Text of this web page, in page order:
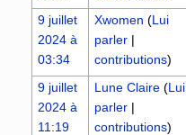
9 juillet
2024 à
03:34
Xwomen (Lui
parler|
contributions)
9 juillet
2024 à
11:19
Lune Claire (Lui
parler|
contributions)